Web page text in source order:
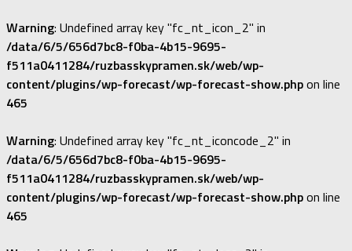
Warning: Undefined array key "fc_nt_icon_2" in
/data/6/5/656d7bc8-f0ba-4b15-9695-
f511a0411284/ruzbasskypramen.sk/web/wp-
content/plugins/wp-forecast/wp-forecast-show.phpon line
465
Warning: Undefined array key "fc_nt_iconcode_2" in
/data/6/5/656d7bc8-f0ba-4b15-9695-
f511a0411284/ruzbasskypramen.sk/web/wp-
content/plugins/wp-forecast/wp-forecast-show.phpon line
465